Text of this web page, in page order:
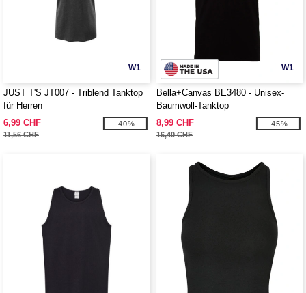
W1
JUST T'S JT007 - Triblend Tanktop
für Herren
6,99 CHF
11,56 CHF
-40%
W1
Bella+Canvas BE3480 - Unisex-
Baumwoll-Tanktop
8,99 CHF
16,40 CHF
-45%